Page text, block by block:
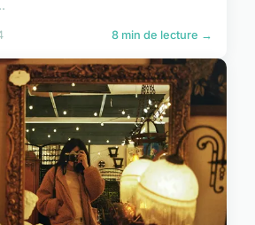
8 min de lecture →